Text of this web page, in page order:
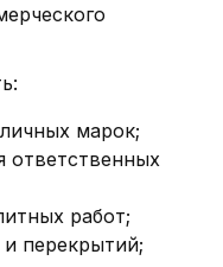
марок;
ответственных
работ;
перекрытий;